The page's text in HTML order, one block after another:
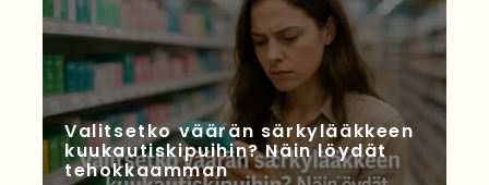
Valitsetko väärän särkylääkkeen
kuukautiskipuihin? Näin löydät
tehokkaamman